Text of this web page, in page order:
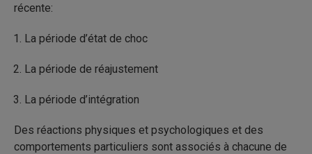
récente:
La période d’état de choc
La période de réajustement
La période d’intégration
Des réactions physiques et psychologiques et des
comportements particuliers sont associés à chacune de